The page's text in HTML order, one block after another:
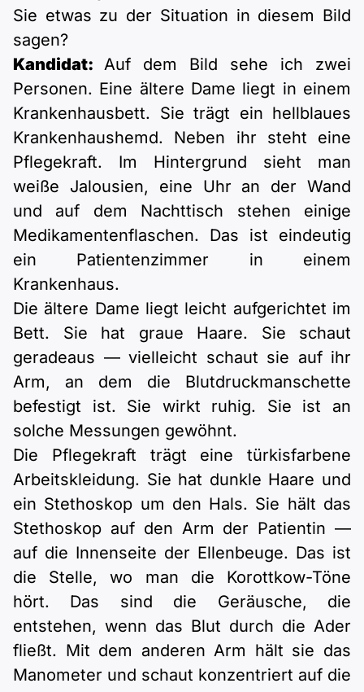
Sie etwas zu der Situation in diesem Bild
sagen?
Kandidat: Auf dem Bild sehe ich zwei
Personen. Eine ältere Dame liegt in einem
Krankenhausbett. Sie trägt ein hellblaues
Krankenhaushemd. Neben ihr steht eine
Pflegekraft. Im Hintergrund sieht man
weiße Jalousien, eine Uhr an der Wand
und auf dem Nachttisch stehen einige
Medikamentenflaschen. Das ist eindeutig
ein Patientenzimmer in einem
Krankenhaus.
Die ältere Dame liegt leicht aufgerichtet im
Bett. Sie hat graue Haare. Sie schaut
geradeaus — vielleicht schaut sie auf ihr
Arm, an dem die Blutdruckmanschette
befestigt ist. Sie wirkt ruhig. Sie ist an
solche Messungen gewöhnt.
Die Pflegekraft trägt eine türkisfarbene
Arbeitskleidung. Sie hat dunkle Haare und
ein Stethoskop um den Hals. Sie hält das
Stethoskop auf den Arm der Patientin —
auf die Innenseite der Ellenbeuge. Das ist
die Stelle, wo man die Korottkow-Töne
hört. Das sind die Geräusche, die
entstehen, wenn das Blut durch die Ader
fließt. Mit dem anderen Arm hält sie das
Manometer und schaut konzentriert auf die